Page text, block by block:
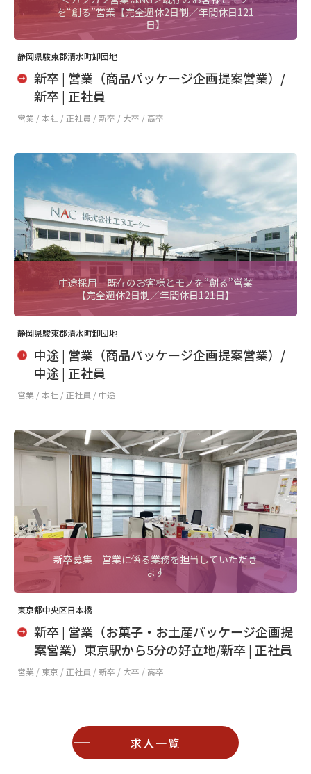
を“創る”営業【完全週休2日制／年間休日121
日】
静岡県駿東郡清水町卸団地
新卒 | 営業（商品パッケージ企画提案営業）/
新卒 | 正社員
営業 /本社 / 正社員 / 新卒 / 大卒 / 高卒
中途採用 既存のお客様とモノを“創る”営業
【完全週休2日制／年間休日121日】
静岡県駿東郡清水町卸団地
中途 | 営業（商品パッケージ企画提案営業）/
中途 | 正社員
営業 /本社 / 正社員 / 中途
新卒募集 営業に係る業務を担当していただき
ます
東京都中央区日本橋
新卒 | 営業（お菓子・お土産パッケージ企画提
案営業）東京駅から5分の好立地/新卒 | 正社員
営業 / 東京 / 正社員 / 新卒 / 大卒 / 高卒
求人一覧